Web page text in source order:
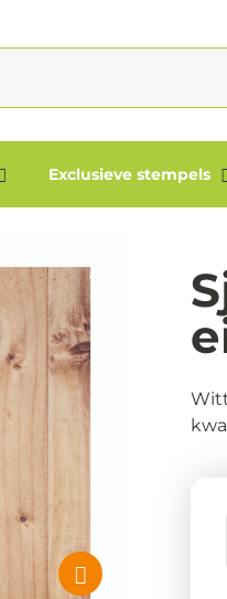
Exclusieve stempels